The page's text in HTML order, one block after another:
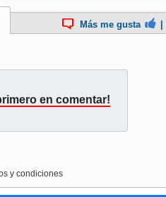
Más me gusta
en comentar!
y condiciones